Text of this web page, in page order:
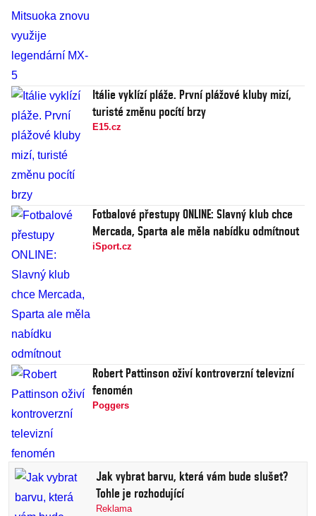
Itálie vyklízí pláže. První plážové kluby mizí,
turisté změnu pocítí brzy
E15.cz
Fotbalové přestupy ONLINE: Slavný klub chce
Mercada, Sparta ale měla nabídku odmítnout
iSport.cz
Robert Pattinson oživí kontroverzní televizní
fenomén
Poggers
Jak vybrat barvu, která vám bude slušet?
Tohle je rozhodující
Reklama